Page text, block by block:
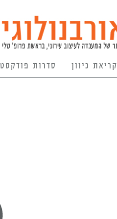
קריאת כיוון סדרות פודקסט